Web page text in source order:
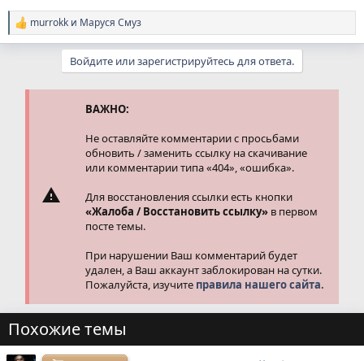
Р
е
murrokk и Маруся Смуз
Войдите или зарегистрируйтесь для ответа.
ВАЖНО:
Не оставляйте комментарии с просьбами
обновить / заменить ссылку на скачивание
или комментарии типа «404», «ошибка».
Для восстановления ссылки есть кнопки
«Жалоба / Восстановить ссылку» в первом
посте темы.
При нарушении Ваш комментарий будет
удален, а Ваш аккаунт заблокирован на сутки.
Пожалуйста, изучите правила нашего сайта.
Похожие темы